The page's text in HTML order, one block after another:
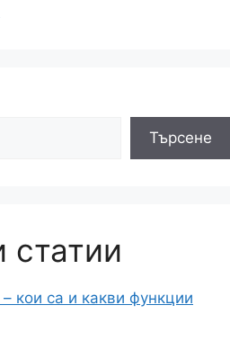
Търсене
статии
кои са и какви функции